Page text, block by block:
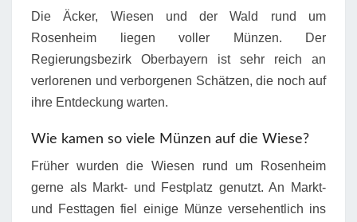
Die Äcker, Wiesen und der Wald rund um
Rosenheim liegen voller Münzen. Der
Regierungsbezirk Oberbayern ist sehr reich an
verlorenen und verborgenen Schätzen, die noch auf
ihre Entdeckung warten.
Wie kamen so viele Münzen auf die Wiese?
Früher wurden die Wiesen rund um Rosenheim
gerne als Markt- und Festplatz genutzt. An Markt-
und Festtagen fiel einige Münze versehentlich ins